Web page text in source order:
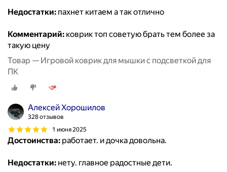
Недостатки: пахнет китаем а так отлично
Комментарий: коврик топ советую брать тем более за
такую цену
Товар — Игровой коврик для мышки с подсветкой для
ПК
Алексей Хорошилов
328 отзывов
1 июня 2025
Достоинства: работает. и дочка довольна.
Недостатки: нету. главное радостные дети.